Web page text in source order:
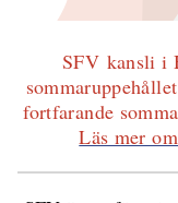
SFV kansli i
fortfarande
Läs mer